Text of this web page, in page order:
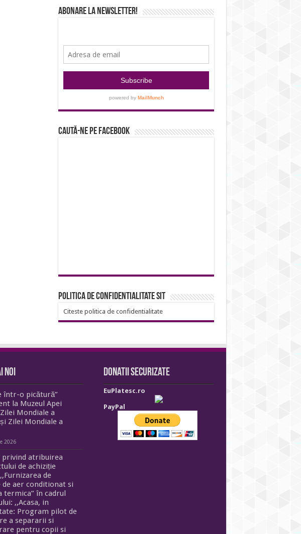
Abonare la newsletter!
Caută-ne pe Facebook
Politica de confidentialitate sit
Citeste politica de confidentialitate
noi
într-o picătură”
la Muzeul Apei
Mondiale a
Zilei Mondiale a
2026
privind atribuirea
de achiziție
de
de aer conditionat si
termica” în cadrul
,,Acasa, in
Program pilot de
a separarii si
pentru copii si
Donatii securizate
EuPlatesc.ro
PayPal